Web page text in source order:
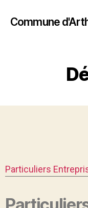
Commune
Particuliers